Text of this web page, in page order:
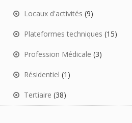
Locaux d'activités (9)
Plateformes techniques (15)
Profession Médicale (3)
Résidentiel (1)
Tertiaire (38)